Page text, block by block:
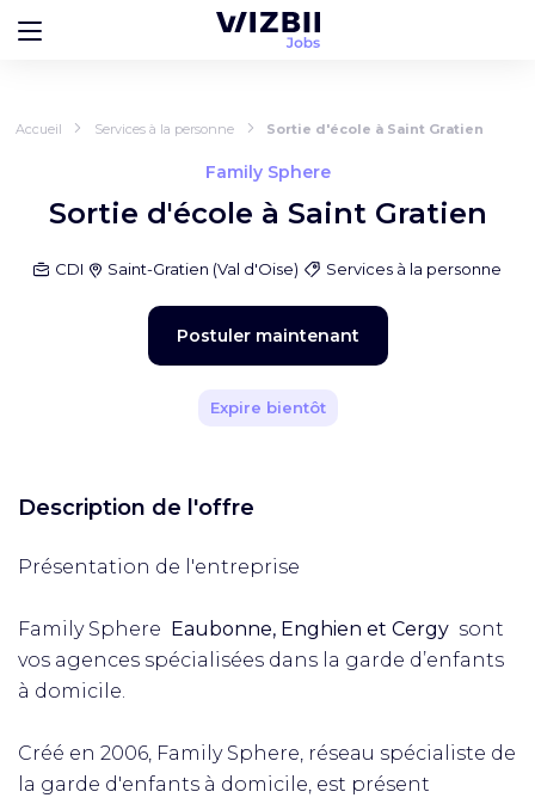
Accueil Services à la personne Sortie d'école à Saint Gratien
Family Sphere
Sortie d'école à Saint Gratien
CDI Saint-Gratien (Val d'Oise) Services à la personne
Postuler maintenant
Expire bientôt
Description de l'offre
Présentation de l'entreprise
Family Sphere Eaubonne, Enghien et Cergy sont
vos agences spécialisées dans la garde d’enfants
à domicile.
Créé en 2006, Family Sphere, réseau spécialiste de
la garde d'enfants à domicile, est présent